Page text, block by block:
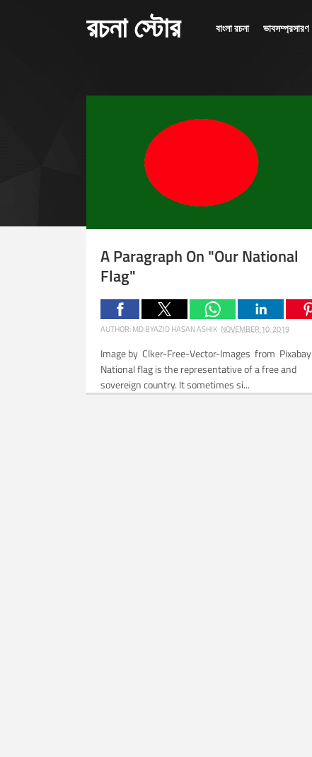
রচনা স্টোর বাংলা রচনা ভাবসম্প্রসারণ
A Paragraph On "Our National
Flag"
AUTHOR:MD BYAZID HASAN ASHIK NOVEMBER 10, 2019
Image by Clker-Free-Vector-Images from Pixabay
National flag is the representative of a free and
sovereign country. It sometimes si...